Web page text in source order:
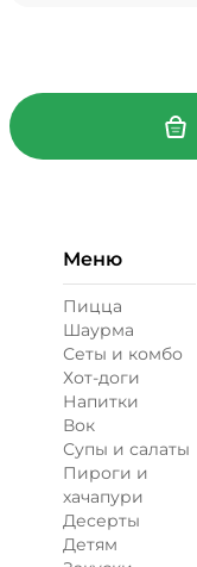
Меню
Пицца
Шаурма
Сеты и комбо
Хот-доги
Напитки
Вок
Супы и салаты
Пироги и
хачапури
Десерты
Детям